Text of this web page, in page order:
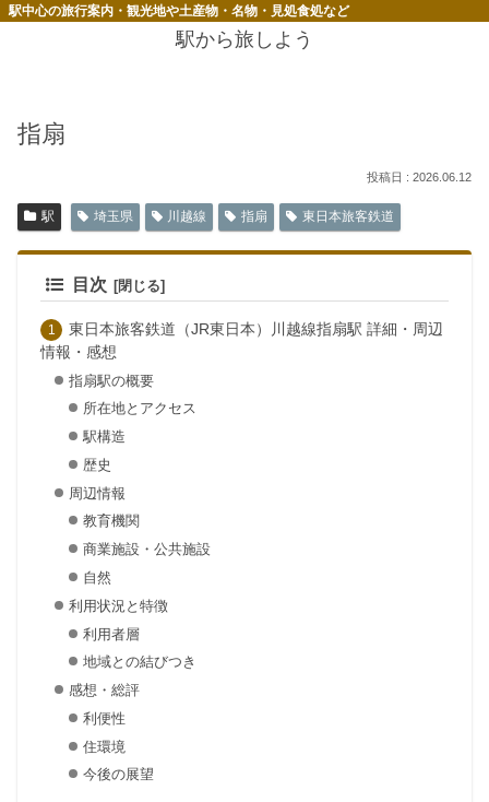
駅中心の旅行案内・観光地や土産物・名物・見処食処など
駅から旅しよう
指扇
2026.06.12
駅 埼玉県 川越線 指扇 東日本旅客鉄道
目次
東日本旅客鉄道（JR東日本）川越線指扇駅 詳細・周辺
情報・感想
指扇駅の概要
所在地とアクセス
駅構造
歴史
周辺情報
教育機関
商業施設・公共施設
自然
利用状況と特徴
利用者層
地域との結びつき
感想・総評
利便性
住環境
今後の展望